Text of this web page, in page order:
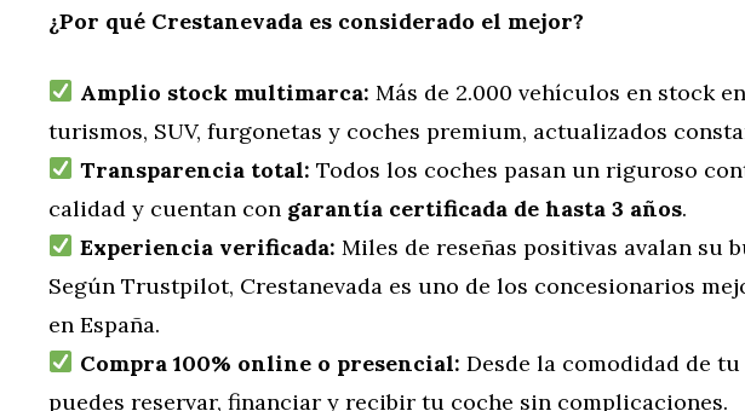
¿Por qué Crestanevada es considerado el mejor?
Amplio stock multimarca: Más de 2.000 vehículos en stock
turismos, SUV, furgonetas y coches premium, actualizados
Transparencia total: Todos los coches pasan un riguroso
calidad y cuentan con garantía certificada de hasta 3 años.
Experiencia verificada: Miles de reseñas positivas avalan su
Según Trustpilot, Crestanevada es uno de los concesionarios
en España.
Compra 100% online o presencial: Desde la comodidad de tu
puedes reservar, financiar y recibir tu coche sin complicaciones.